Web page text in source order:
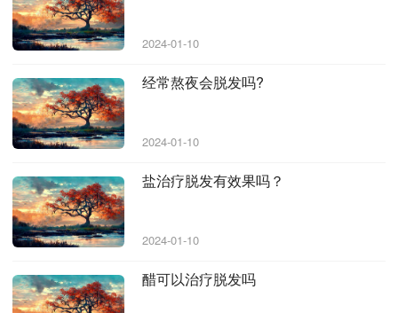
2024-01-10
经常熬夜会脱发吗?
2024-01-10
盐治疗脱发有效果吗？
2024-01-10
醋可以治疗脱发吗